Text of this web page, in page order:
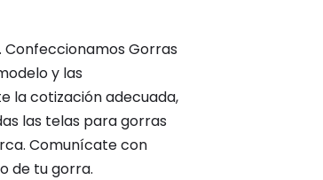
Gorras
y las
la cotización adecuada,
las telas para gorras
Comunícate con
de tu gorra.